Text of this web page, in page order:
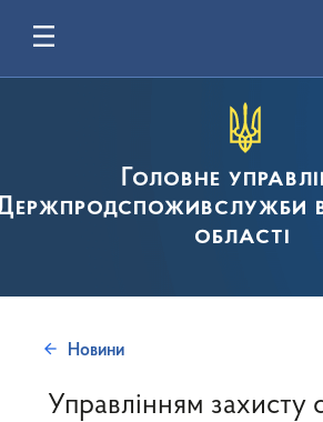
Головне
в
області
Новини
Управлінням захисту